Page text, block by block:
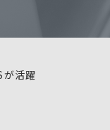
活躍